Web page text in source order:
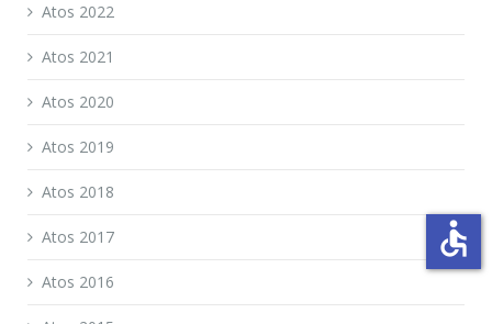
Atos 2022
Atos 2021
Atos 2020
Atos 2019
Atos 2018
Atos 2017
Atos 2016
accessible